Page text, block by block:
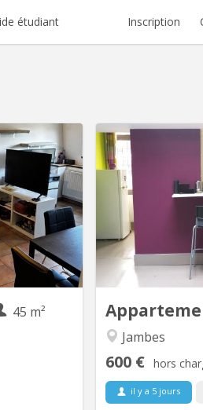
étudiant Inscription
45 m²
KN 5877
appartement
du 1er
Parfait si tu
que tu viens
le premier
: Du 1er
→ 5 mois
de
Jambes
600 € hors
il y a 5 jours
Appartement
autonome au
familiale
Ambiance calme
pour deux
Grand salon -
équipée - Salle
WC - TV